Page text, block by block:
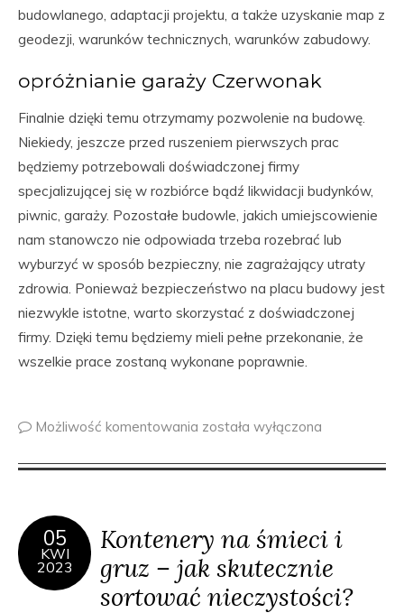
budowlanego, adaptacji projektu, a także uzyskanie map z
geodezji, warunków technicznych, warunków zabudowy.
opróżnianie garaży Czerwonak
Finalnie dzięki temu otrzymamy pozwolenie na budowę.
Niekiedy, jeszcze przed ruszeniem pierwszych prac
będziemy potrzebowali doświadczonej firmy
specjalizującej się w rozbiórce bądź likwidacji budynków,
piwnic, garaży. Pozostałe budowle, jakich umiejscowienie
nam stanowczo nie odpowiada trzeba rozebrać lub
wyburzyć w sposób bezpieczny, nie zagrażający utraty
zdrowia. Ponieważ bezpieczeństwo na placu budowy jest
niezwykle istotne, warto skorzystać z doświadczonej
firmy. Dzięki temu będziemy mieli pełne przekonanie, że
wszelkie prace zostaną wykonane poprawnie.
Możliwość komentowania została wyłączona
05
KWI
2023
Kontenery na śmieci i
gruz – jak skutecznie
sortować nieczystości?